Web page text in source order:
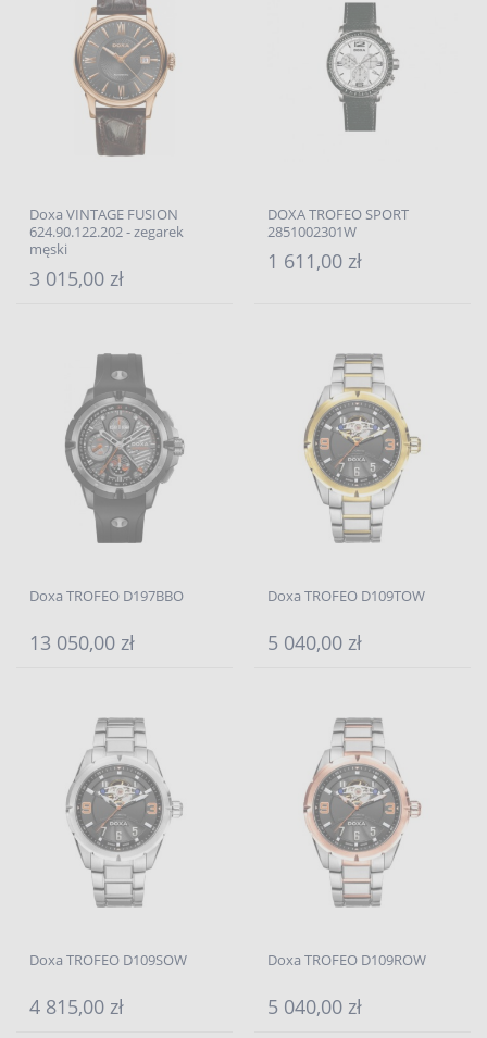
Doxa VINTAGE FUSION
624.90.122.202 - zegarek
męski
3 015,00 zł
DOXA TROFEO SPORT
2851002301W
1 611,00 zł
Doxa TROFEO D197BBO
13 050,00 zł
Doxa TROFEO D109TOW
5 040,00 zł
Doxa TROFEO D109SOW
4 815,00 zł
Doxa TROFEO D109ROW
5 040,00 zł